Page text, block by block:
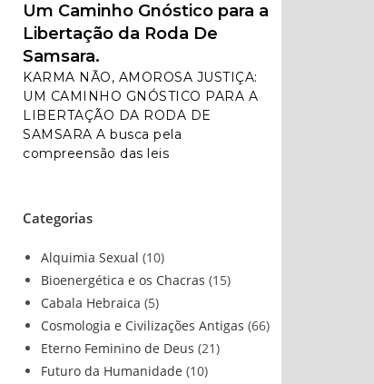
Um Caminho Gnóstico para a
Libertação da Roda De
Samsara.
KARMA NÃO, AMOROSA JUSTIÇA:
UM CAMINHO GNÓSTICO PARA A
LIBERTAÇÃO DA RODA DE
SAMSARA A busca pela
compreensão das leis
Categorias
Alquimia Sexual (10)
Bioenergética e os Chacras (15)
Cabala Hebraica (5)
Cosmologia e Civilizações Antigas (66)
Eterno Feminino de Deus (21)
Futuro da Humanidade (10)